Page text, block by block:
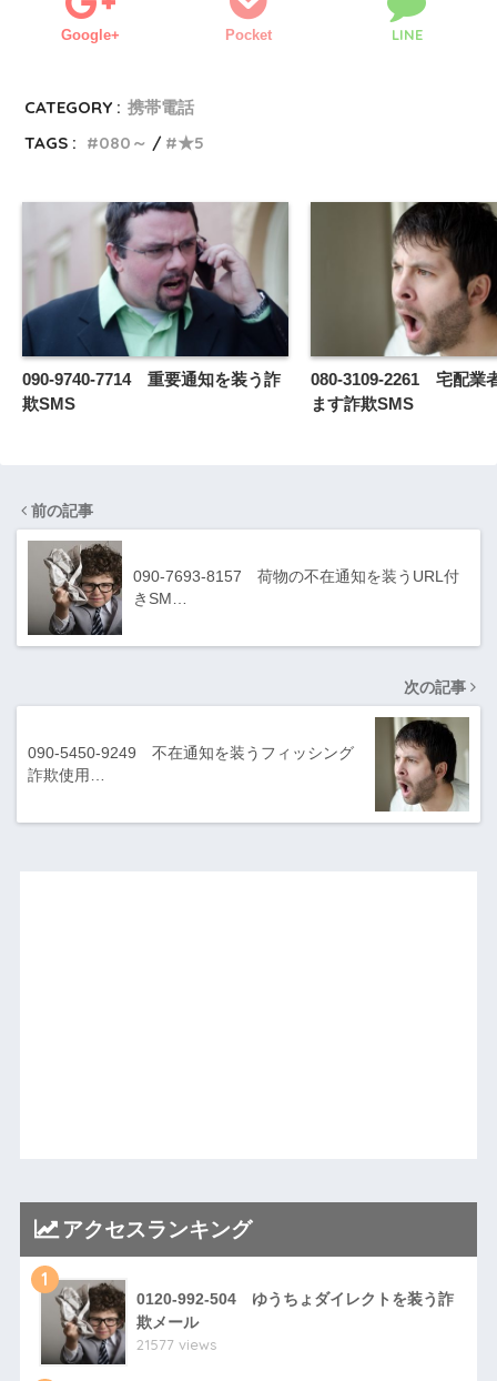
Google+ Pocket LINE
CATEGORY : 携帯電話
TAGS :
080～ ★5
090-9740-7714 重要通知を装う詐
欺SMS
080-3109-2261 宅配業
ます詐欺SMS
前の記事
090-7693-8157 荷物の不在通知を装うURL付
きSM…
次の記事
090-5450-9249 不在通知を装うフィッシング
詐欺使用…
アクセスランキング
1
0120-992-504 ゆうちょダイレクトを装う詐
欺メール
21577 views